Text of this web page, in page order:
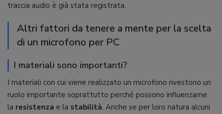
traccia audio è già stata registrata.
Altri fattori da tenere a mente per la scelta
di un microfono per PC
I materiali sono importanti?
I materiali con cui viene realizzato un microfono rivestono un
ruolo importante soprattutto perché possono influenzarne
la resistenza e la stabilità. Anche se per loro natura alcuni